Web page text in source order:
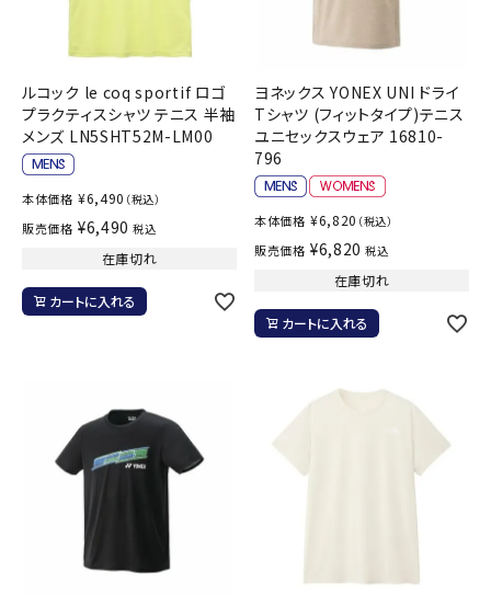
ルコック le coq sportif ロゴ
プラクティスシャツ テニス 半袖
メンズ LN5SHT52M-LM00
本体価格 ¥6,490 （税込）
販売価格 ¥6,490 税込
在庫切れ
カートに入れる
ヨネックス YONEX UNI ドライ
Tシャツ (フィットタイプ)テニス
ユニセックスウェア 16810-
796
本体価格 ¥6,820 （税込）
販売価格 ¥6,820 税込
在庫切れ
カートに入れる